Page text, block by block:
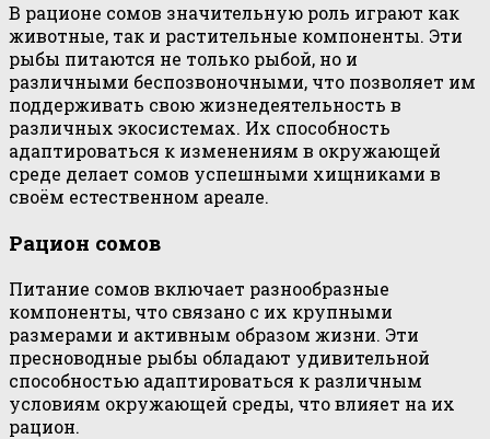
В рационе сомов значительную роль играют как
животные, так и растительные компоненты. Эти
рыбы питаются не только рыбой, но и
различными беспозвоночными, что позволяет им
поддерживать свою жизнедеятельность в
различных экосистемах. Их способность
адаптироваться к изменениям в окружающей
среде делает сомов успешными хищниками в
своём естественном ареале.
Рацион сомов
Питание сомов включает разнообразные
компоненты, что связано с их крупными
размерами и активным образом жизни. Эти
пресноводные рыбы обладают удивительной
способностью адаптироваться к различным
условиям окружающей среды, что влияет на их
рацион.